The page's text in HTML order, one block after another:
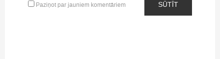
Paziņot par jauniem komentāriem SŪTĪT